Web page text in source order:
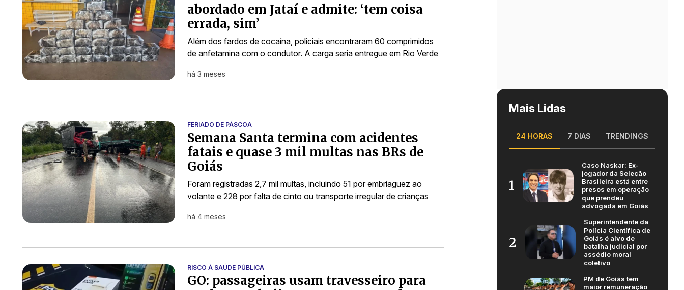
abordado em Jataí e admite: ‘tem coisa
errada, sim’
Além dos fardos de cocaína, policiais encontraram 60 comprimidos
de anfetamina com o condutor. A carga seria entregue em Rio Verde
há 3 meses
FERIADO DE PÁSCOA
Semana Santa termina com acidentes
fatais e quase 3 mil multas nas BRs de
Goiás
Foram registradas 2,7 mil multas, incluindo 51 por embriaguez ao
volante e 228 por falta de cinto ou transporte irregular de crianças
há 4 meses
RISCO À SAÚDE PÚBLICA
GO: passageiras usam travesseiro para
Mais Lidas
24 HORAS 7 DIAS TRENDINGS
1
Caso Naskar: Ex-
jogador da Seleção
Brasileira está entre
presos em operação
que prendeu
advogada em Goiás
2
Superintendente da
Polícia Científica de
Goiás é alvo de
batalha judicial por
assédio moral
coletivo
PM de Goiás tem
maior remuneração